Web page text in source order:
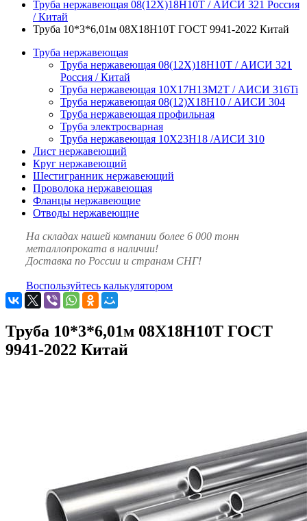
Труба нержавеющая 08(12Х)18Н10Т / АИСИ 321 Россия
/ Китай
Труба 10*3*6,01м 08Х18Н10Т ГОСТ 9941-2022 Китай
Труба нержавеющая
Труба нержавеющая 08(12Х)18Н10Т / АИСИ 321
Россия / Китай
Труба нержавеющая 10Х17Н13М2Т / АИСИ 316Ti
Труба нержавеющая 08(12)Х18Н10 / АИСИ 304
Труба нержавеющая профильная
Труба электросварная
Труба нержавеющая 10Х23Н18 /АИСИ 310
Лист нержавеющий
Круг нержавеющий
Шестигранник нержавеющий
Проволока нержавеющая
Фланцы нержавеющие
Отводы нержавеющие
На складах нашей компании более 6 000 тонн
металлопроката в наличии!
Доставка по России и странам СНГ!
Воспользуйтесь калькулятором
Труба 10*3*6,01м 08Х18Н10Т ГОСТ
9941-2022 Китай